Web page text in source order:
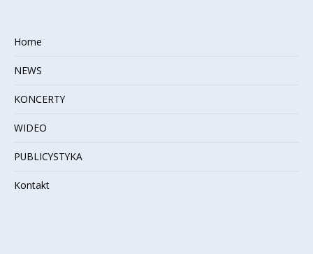
Home
NEWS
KONCERTY
WIDEO
PUBLICYSTYKA
Kontakt